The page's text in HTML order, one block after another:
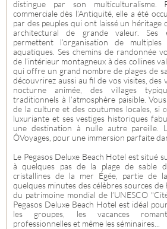
distingue par son multiculturalisme.
commerciale dès l’Antiquité, elle a été
par des peuples qui ont laissé un
architectural de grande valeur. Ses
permettent l’organisation de
aquatiques. Ses chemins de randonnée
de l’intérieur montagneux à des collines
qui offre un grand nombre de plages de
découvrirez aussi au fil de vos visites, des
nocturne animée, des villages
traditionnels à l’atmosphère paisible.
de la culture et des coutumes locales, si
luxuriante et ses vestiges historiques
une destination à nulle autre pareille.
ÔVoyages, pour une immersion parfaite
Le Pegasos Deluxe Beach Hotel est situé
à quelques pas de la plage de sable
cristallines de la mer Égée, partie de
quelques minutes des célèbres sources
du patrimoine mondial de l’UNESCO
Pegasos Deluxe Beach Hotel est idéal
les groupes, les vacances
professionnelles et même les séminaires...